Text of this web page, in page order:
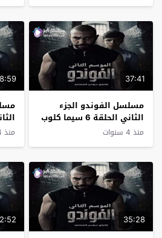
37:41
مسلسل الفوندو الجزء
الثاني الحلقة 6 سيما كلوب
منذ 4 سنوات منذ 4 سنوات
35:28